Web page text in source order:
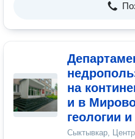
на
и в
геологии
Сыктывкар,